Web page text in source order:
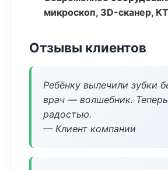
микроскоп, 3D-сканер, КТ
Отзывы клиентов
Ребёнку вылечили зубки
врач — волшебник.
радостью.
— Клиент компании